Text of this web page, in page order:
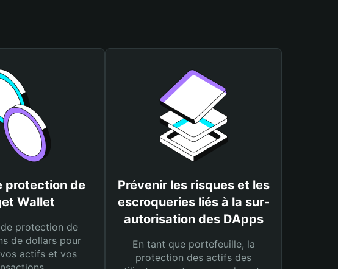
protection de
Wallet
protection de
de dollars pour
actifs et vos
Prévenir les risques et les
escroqueries liés à la sur-
autorisation des DApps
En tant que portefeuille, la
protection des actifs des